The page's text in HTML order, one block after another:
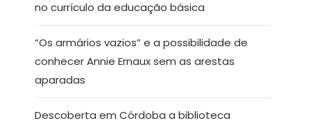
no currículo da educação básica
“Os armários vazios” e a possibilidade de
conhecer Annie Ernaux sem as arestas
aparadas
Descoberta em Córdoba a biblioteca